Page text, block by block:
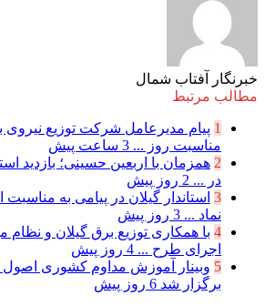
خبرنگار آفتاب شمال
مطالب مرتبط
1 پیام مدیرعامل شركت توزیع نیروی
مناسبت روز ... 3 ساعت پیش
2 همزمان با اربعین حسینی؛ بازدید
در ... 2 روز پیش
3 استاندار گیلان در پیامی به
نماد ... 3 روز پیش
4 با همکاری توزیع برق گیلان و نظام
اجرای طرح ... 4 روز پیش
5 وبینار آموزش مداوم کشوری
برگزار شد 6 روز پیش